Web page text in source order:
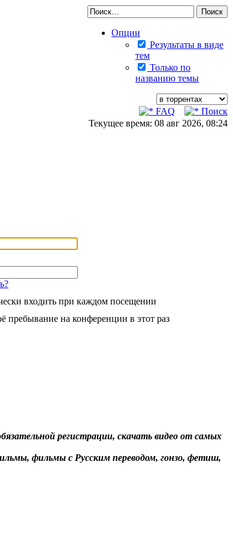
Опции
Результаты в виде
тем
Только по
названию темы
FAQ
Поиск
Текущее время: 08 авг 2026, 08:24
входить при каждом посещении
пребывание на конференции в этот раз
регистрации, скачать видео от самых
фильмы с Русским переводом, гонзо, фетиш,